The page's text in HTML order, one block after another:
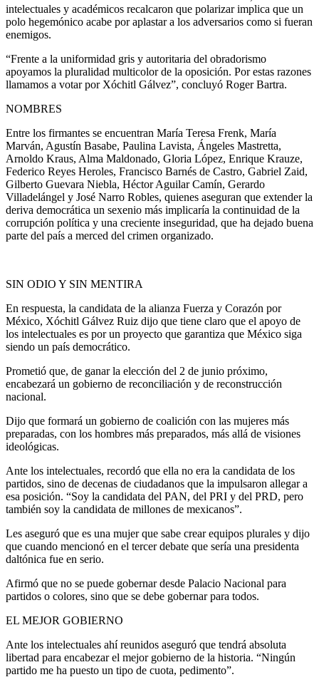
intelectuales y académicos recalcaron que polarizar implica que un
polo hegemónico acabe por aplastar a los adversarios como si fueran
enemigos.
“Frente a la uniformidad gris y autoritaria del obradorismo
apoyamos la pluralidad multicolor de la oposición. Por estas razones
llamamos a votar por Xóchitl Gálvez”, concluyó Roger Bartra.
NOMBRES
Entre los firmantes se encuentran María Teresa Frenk, María
Marván, Agustín Basabe, Paulina Lavista, Ángeles Mastretta,
Arnoldo Kraus, Alma Maldonado, Gloria López, Enrique Krauze,
Federico Reyes Heroles, Francisco Barnés de Castro, Gabriel Zaid,
Gilberto Guevara Niebla, Héctor Aguilar Camín, Gerardo
Villadelángel y José Narro Robles, quienes aseguran que extender la
deriva democrática un sexenio más implicaría la continuidad de la
corrupción política y una creciente inseguridad, que ha dejado buena
parte del país a merced del crimen organizado.
SIN ODIO Y SIN MENTIRA
En respuesta, la candidata de la alianza Fuerza y Corazón por
México, Xóchitl Gálvez Ruiz dijo que tiene claro que el apoyo de
los intelectuales es por un proyecto que garantiza que México siga
siendo un país democrático.
Prometió que, de ganar la elección del 2 de junio próximo,
encabezará un gobierno de reconciliación y de reconstrucción
nacional.
Dijo que formará un gobierno de coalición con las mujeres más
preparadas, con los hombres más preparados, más allá de visiones
ideológicas.
Ante los intelectuales, recordó que ella no era la candidata de los
partidos, sino de decenas de ciudadanos que la impulsaron allegar a
esa posición. “Soy la candidata del PAN, del PRI y del PRD, pero
también soy la candidata de millones de mexicanos”.
Les aseguró que es una mujer que sabe crear equipos plurales y dijo
que cuando mencionó en el tercer debate que sería una presidenta
daltónica fue en serio.
Afirmó que no se puede gobernar desde Palacio Nacional para
partidos o colores, sino que se debe gobernar para todos.
EL MEJOR GOBIERNO
Ante los intelectuales ahí reunidos aseguró que tendrá absoluta
libertad para encabezar el mejor gobierno de la historia. “Ningún
partido me ha puesto un tipo de cuota, pedimento”.